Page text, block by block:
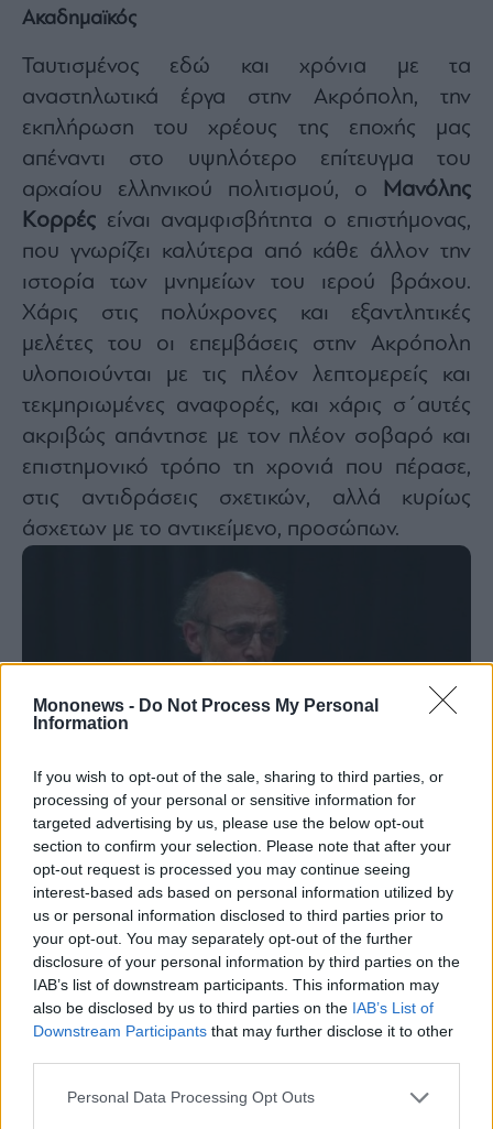
Mononews - Do Not Process My Personal
Information
If you wish to opt-out of the sale, sharing to third parties, or
processing of your personal or sensitive information for
targeted advertising by us, please use the below opt-out
section to confirm your selection. Please note that after your
opt-out request is processed you may continue seeing
interest-based ads based on personal information utilized by
us or personal information disclosed to third parties prior to
your opt-out. You may separately opt-out of the further
disclosure of your personal information by third parties on the
IAB’s list of downstream participants. This information may
also be disclosed by us to third parties on the IAB’s List of
Downstream Participants that may further disclose it to other
Personal Data Processing Opt Outs
Ακαδημαϊκός
Ταυτισμένος εδώ και χρόνια με τα
αναστηλωτικά έργα στην Ακρόπολη, την
εκπλήρωση του χρέους της εποχής μας
απέναντι στο υψηλότερο επίτευγμα του
αρχαίου ελληνικού πολιτισμού, ο
Μανόλης
Κορρές είναι αναμφισβήτητα ο επιστήμονας,
που γνωρίζει καλύτερα από κάθε άλλον την
ιστορία των μνημείων του ιερού βράχου.
Χάρις στις πολύχρονες και εξαντλητικές
μελέτες του οι επεμβάσεις στην Ακρόπολη
υλοποιούνται με τις πλέον λεπτομερείς και
τεκμηριωμένες αναφορές, και χάρις σ΄αυτές
ακριβώς απάντησε με τον πλέον σοβαρό και
επιστημονικό τρόπο τη χρονιά που πέρασε,
στις αντιδράσεις σχετικών, αλλά κυρίως
άσχετων με το αντικείμενο, προσώπων.
Μανόλης Κορρές
Στο πλαίσιο αυτό εντάσσονται οι νέες
διαστρώσεις επίσκεψης στον βράχο,
προσεγγίζοντας -κατά το ελάχιστο δυνατόν
βέβαια- την εικόνα του στην αρχαιότητα. Ήδη
μάλιστα λειτουργία τους δοκιμάστηκε με
επιτυχία το καλοκαίρι από τον μεγάλο αριθμό
επισκεπτών αλλά και των ατόμων με
προβλήματα κίνησης.